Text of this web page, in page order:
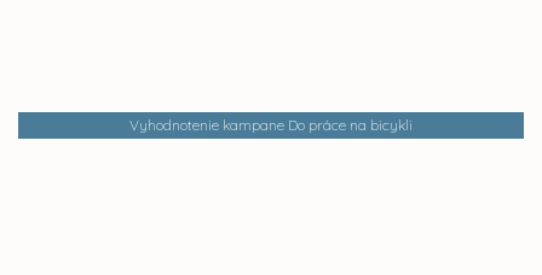
Vyhodnotenie kampane Do práce na bicykli